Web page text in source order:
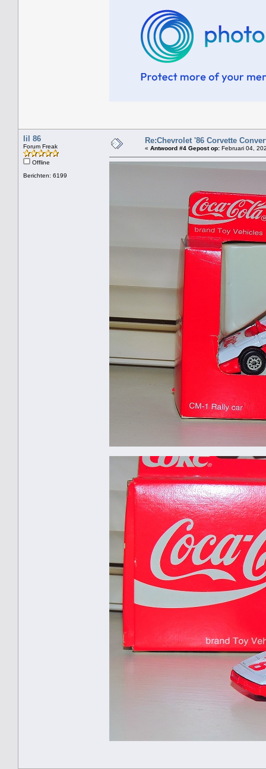
lil 86
Forum Freak
Offline
Berichten: 6199
Re:Chevrolet '86 Corvette
« Antwoord #4 Gepost op: Februari 04,